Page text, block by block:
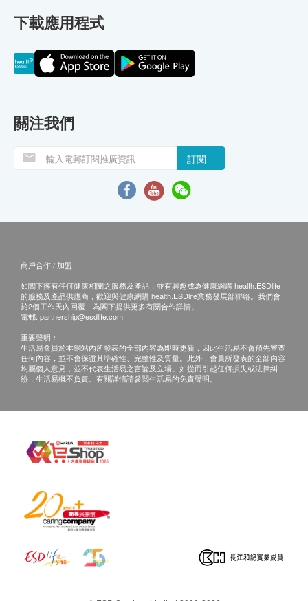
下載應用程式
關注我們
訂閱
商戶合作 / 加盟
如閣下擁有任何健康相關之服務及產品，並有興趣成為健康網購 health.ESDlife
的服務及產品供應商，歡迎與健康網購 health.ESDlife業務發展部聯絡。我們會
於2個工作天內回覆，為閣下提供更多有關合作詳情。
電郵: partnership@esdlife.com
重要聲明：
生活易會員於本網站內所發表的全部內容為即時更新，因此生活易不會預先審查
任何內容，並不會保證其準確性、完整性及質量。此外，會員所發表的全部內容
均屬個人意見，並不代表生活易之言論及立場。如從而引起任何損失或法律糾
紛，生活易概不負責。有關詳情請參閱生活易的免責聲明。